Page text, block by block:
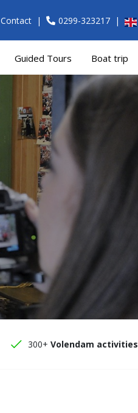
Contact 0299-323217
Guided Tours Boat trip
300+ Volendam activities